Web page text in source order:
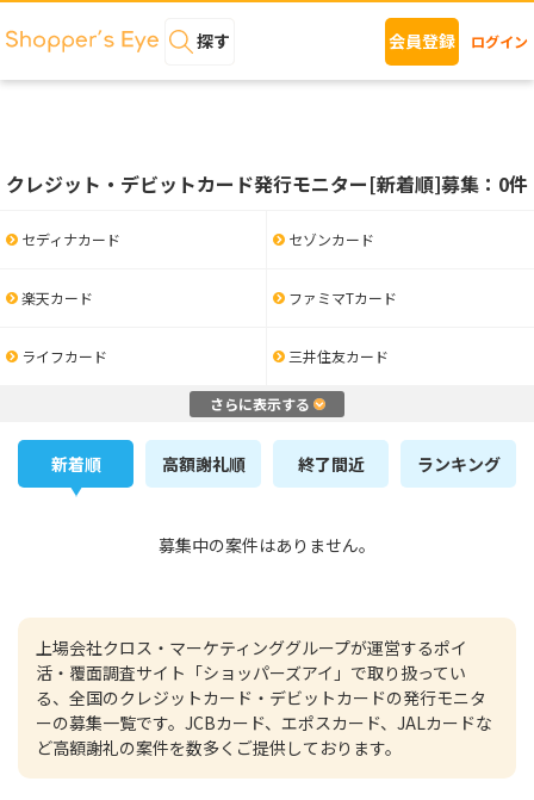
探す 会員登録 ログイン
クレジット・デビットカード発行モニター[新着順]募集：0件
セディナカード セゾンカード
楽天カード ファミマTカード
ライフカード 三井住友カード
さらに表示する
新着順 高額謝礼順 終了間近 ランキング
募集中の案件はありません。
上場会社クロス・マーケティンググループが運営するポイ
活・覆面調査サイト「ショッパーズアイ」で取り扱ってい
る、全国のクレジットカード・デビットカードの発行モニタ
ーの募集一覧です。JCBカード、エポスカード、JALカードな
ど高額謝礼の案件を数多くご提供しております。